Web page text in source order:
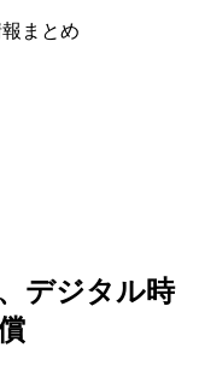
まとめ
デジタル時